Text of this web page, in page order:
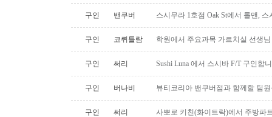
구인 밴쿠버 스시무라 1호점 Oak St에서 롤맨,
구인 코퀴틀람 학원에서 주요과목 가르치실 선생
구인 써리 Sushi Luna 에서 스시바 F/T 구인합
구인 버나비 뷰티코리아 밴쿠버점과 함께할 팀
구인 써리 사뽀로 키친(화이트락)에서 주방파